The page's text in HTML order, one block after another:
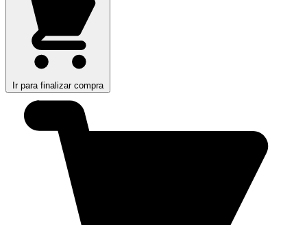
Ir para finalizar compra